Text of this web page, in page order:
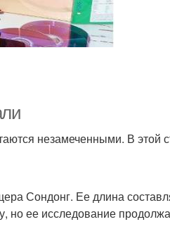
незамеченными. В этой
Сондонг. Ее длина
но ее исследование